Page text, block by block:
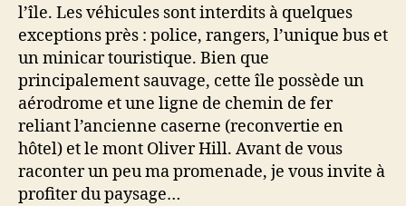
l’île. Les véhicules sont interdits à quelques
exceptions près : police, rangers, l’unique bus et
un minicar touristique. Bien que
principalement sauvage, cette île possède un
aérodrome et une ligne de chemin de fer
reliant l’ancienne caserne (reconvertie en
hôtel) et le mont Oliver Hill. Avant de vous
raconter un peu ma promenade, je vous invite à
profiter du paysage…